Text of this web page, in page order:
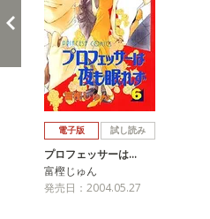
電子版 試し読み
プロフェッサーは…
富樫じゅん
発売日：2004.05.27